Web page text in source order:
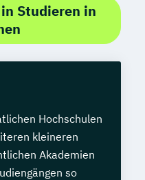
Studieren in
Hochschulen
kleineren
Akademien
so